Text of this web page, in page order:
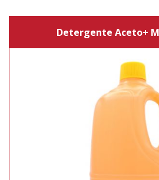
Detergente Aceto+